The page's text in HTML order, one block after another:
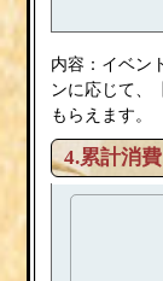
内容：イベン
ンに応じて、
もらえます。
4.累計消費